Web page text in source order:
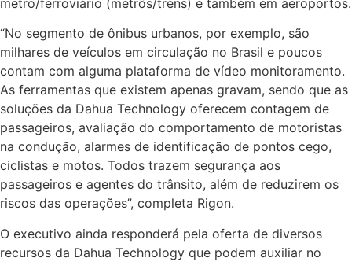
“No segmento de ônibus urbanos, por exemplo, são
milhares de veículos em circulação no Brasil e poucos
contam com alguma plataforma de vídeo monitoramento.
As ferramentas que existem apenas gravam, sendo que as
soluções da Dahua Technology oferecem contagem de
passageiros, avaliação do comportamento de motoristas
na condução, alarmes de identificação de pontos cego,
ciclistas e motos. Todos trazem segurança aos
passageiros e agentes do trânsito, além de reduzirem os
riscos das operações”, completa Rigon.
O executivo ainda responderá pela oferta de diversos
recursos da Dahua Technology que podem auxiliar no